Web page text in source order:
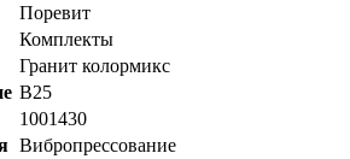
Поревит
Комплекты
Гранит колормикс
B25
1001430
Вибропрессование